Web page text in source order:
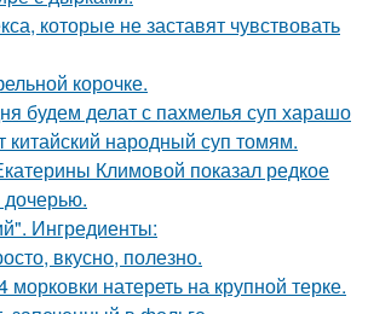
которые не заставят чувствовать
корочке.
будем делат с пахмелья суп харашо
китайский народный суп томям.
Климовой показал редкое
Ингредиенты:
вкусно, полезно.
натереть на крупной терке.